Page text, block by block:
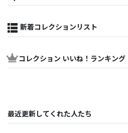
新着コレクションリスト
コレクション いいね！ランキング
最近更新してくれた人たち